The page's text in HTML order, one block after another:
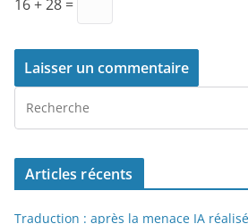
16 + 28 =
Articles récents
Traduction : après la menace IA